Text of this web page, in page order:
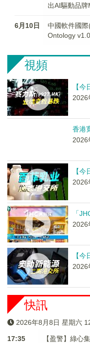
出AI驅動品牌
6月10日
中國軟件國
Ontology v1.0
視頻
【
2026
香港
2026
【
2026
「
2026
【
2026
快訊
2026年8月8日 星期六
17:35
【盈警】綠心